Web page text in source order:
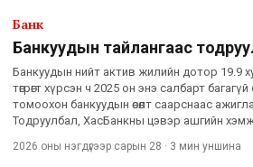
Банк
Банкуудын тайлангаас тодруулах
Банкуудын нийт актив жилийн дотор 19.9
төгрөгт хүрсэн ч 2025 он энэ салбарт
томоохон банкуудын өсөлт саарснаас
Тодруулбал, ХасБанкны цэвэр ашгийн
2026 оны нэгдүгээр сарын 28 · 3 мин уншина